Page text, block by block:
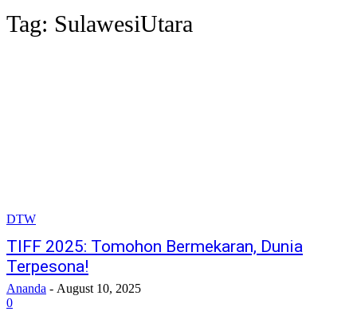
Tag: SulawesiUtara
DTW
TIFF 2025: Tomohon Bermekaran, Dunia
Terpesona!
Ananda - August 10, 2025
0